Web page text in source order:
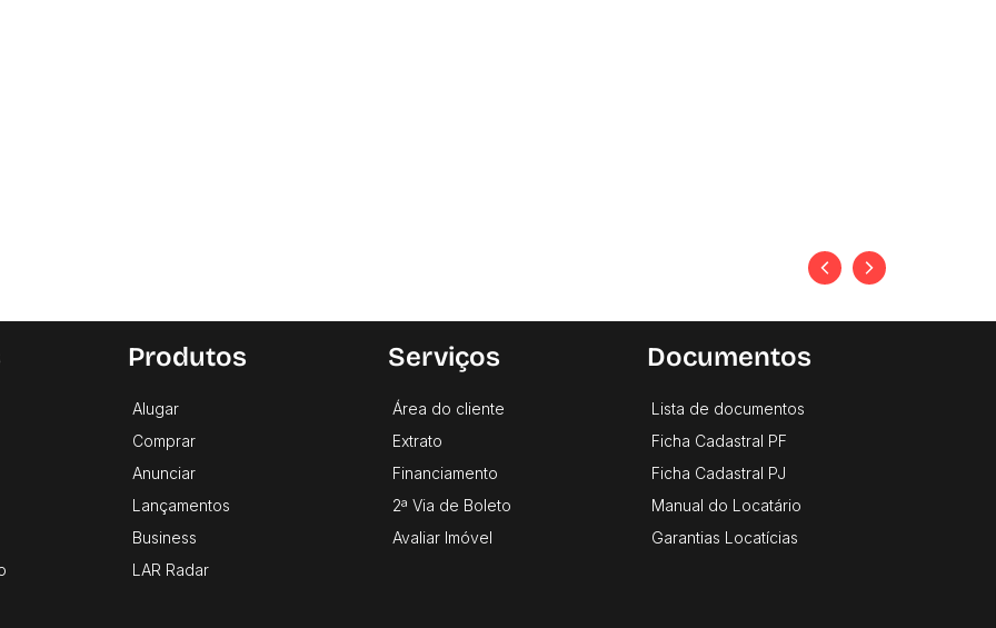
Produtos
Alugar
Comprar
Anunciar
Lançamentos
Business
LAR Radar
Serviços
Área do cliente
Extrato
Financiamento
2ª Via de Boleto
Avaliar Imóvel
Documentos
Lista de documentos
Ficha Cadastral PF
Ficha Cadastral PJ
Manual do Locatário
Garantias Locatícias